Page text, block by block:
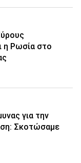
η Ρωσία στο
για την
Σκοτώσαμε